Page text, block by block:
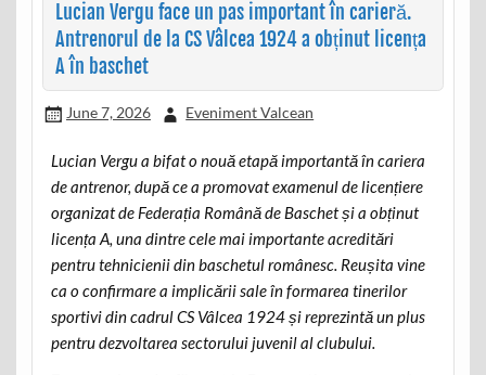
Lucian Vergu face un pas important în carieră.
Antrenorul de la CS Vâlcea 1924 a obținut licența
A în baschet
June 7, 2026 Eveniment Valcean
Lucian Vergu a bifat o nouă etapă importantă în cariera
de antrenor, după ce a promovat examenul de licențiere
organizat de Federația Română de Baschet și a obținut
licența A, una dintre cele mai importante acreditări
pentru tehnicienii din baschetul românesc. Reușita vine
ca o confirmare a implicării sale în formarea tinerilor
sportivi din cadrul CS Vâlcea 1924 și reprezintă un plus
pentru dezvoltarea sectorului juvenil al clubului.